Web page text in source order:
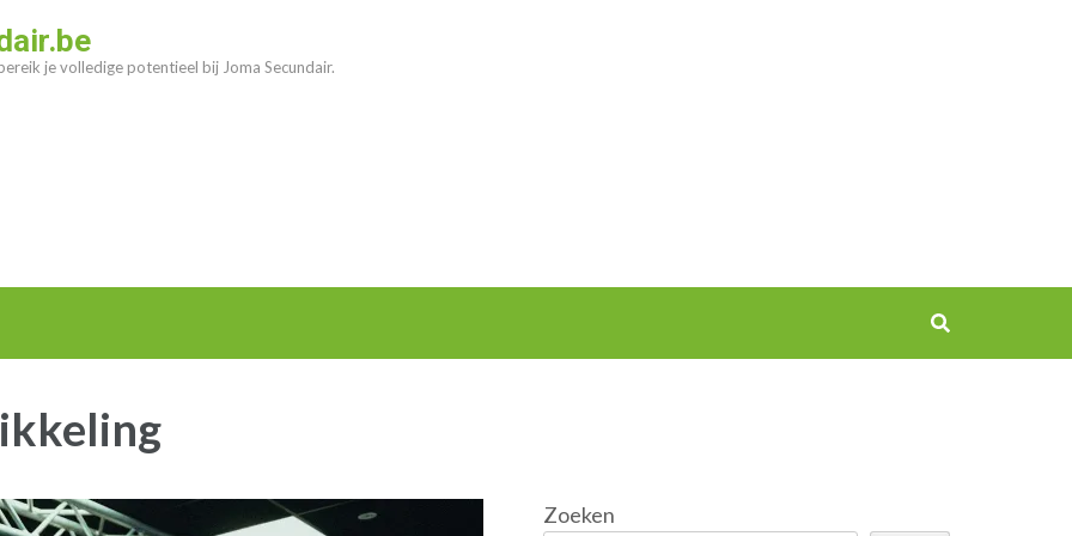
je volledige potentieel bij Joma Secundair.
Zoeken